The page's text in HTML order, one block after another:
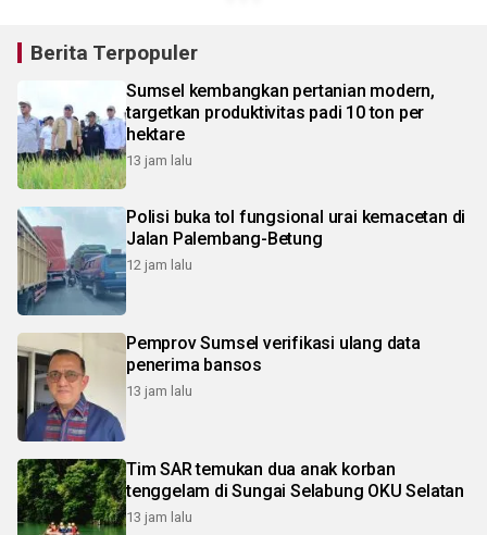
Berita Terpopuler
Sumsel kembangkan pertanian modern,
targetkan produktivitas padi 10 ton per
hektare
13 jam lalu
Polisi buka tol fungsional urai kemacetan di
Jalan Palembang-Betung
12 jam lalu
Pemprov Sumsel verifikasi ulang data
penerima bansos
13 jam lalu
Tim SAR temukan dua anak korban
tenggelam di Sungai Selabung OKU Selatan
13 jam lalu